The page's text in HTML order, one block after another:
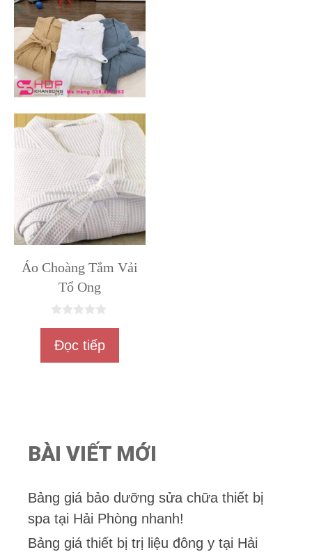
Áo Choàng Tắm Vải
Tổ Ong
gĐọc tiếp
BÀI VIẾT MỚI
Bảng giá bảo dưỡng sửa chữa thiết bị
spa tại Hải Phòng nhanh!
Bảng giá thiết bị trị liệu đông y tại Hải